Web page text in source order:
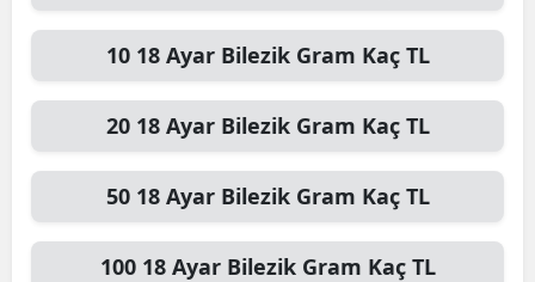
10 18 Ayar Bilezik Gram Kaç TL
20 18 Ayar Bilezik Gram Kaç TL
50 18 Ayar Bilezik Gram Kaç TL
100 18 Ayar Bilezik Gram Kaç TL